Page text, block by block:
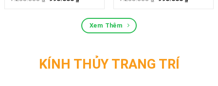
Xem Thêm
KÍNH THỦY TRANG TRÍ